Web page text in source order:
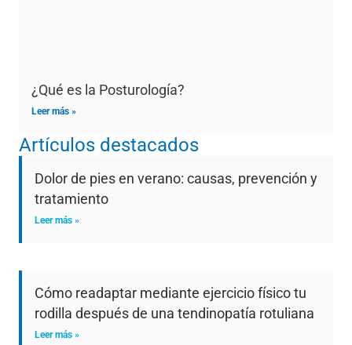
¿Qué es la Posturología?
Leer más »
Artículos destacados
Dolor de pies en verano: causas, prevención y
tratamiento
Leer más »
Cómo readaptar mediante ejercicio físico tu
rodilla después de una tendinopatía rotuliana
Leer más »